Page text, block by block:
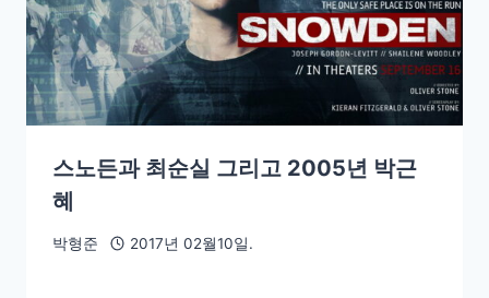
스노든과 최순실 그리고 2005년 박근
혜
박형준 2017년 02월10일.